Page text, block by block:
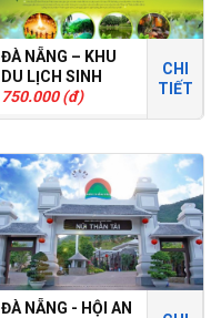
ĐÀ NẴNG – KHU
DU LỊCH SINH
THÁI LÁI THIÊU
750.000 (đ)
CHI
TIẾT
ĐÀ NẴNG - HỘI AN